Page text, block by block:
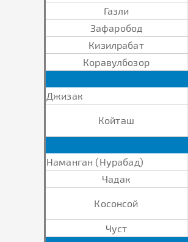
Газли
Зафаробод
Кизилрабат
Коравулбозор
Джизак
Койташ
Наманган (Нурабад)
Чадак
Косонсой
Чуст